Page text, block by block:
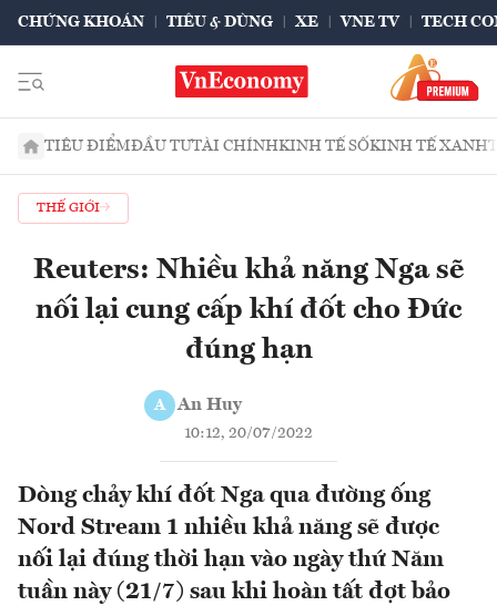
CHỨNG KHOÁN TIÊU & DÙNG XE VNE TV TECH
TIÊU ĐIỂMĐẦU TƯTÀI CHÍNHKINH TẾ SỐKINH TẾ XANH
THẾ GIỚI
Reuters: Nhiều khả năng Nga sẽ
nối lại cung cấp khí đốt cho Đức
đúng hạn
A An Huy
10:12, 20/07/2022
Dòng chảy khí đốt Nga qua đường ống
Nord Stream 1 nhiều khả năng sẽ được
nối lại đúng thời hạn vào ngày thứ Năm
tuần này (21/7) sau khi hoàn tất đợt bảo